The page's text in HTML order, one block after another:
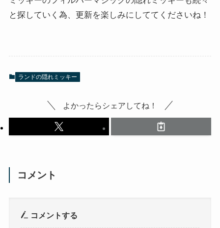
と探していく為、更新を楽しみにしててくださいね！
ランドの隠れミッキー
よかったらシェアしてね！
コメント
コメントする